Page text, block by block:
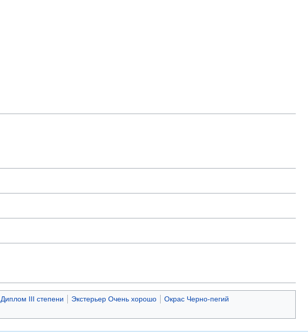
Диплом III степени Экстерьер Очень хорошо
Окрас Черно-пегий